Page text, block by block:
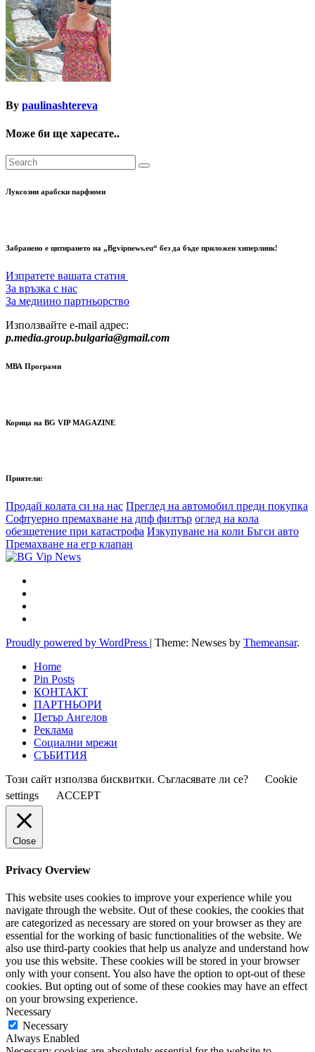
By paulinashtereva
Може би ще харесате..
Луксозни арабски парфюми
Забранено е цитирането на „Bgvipnews.eu“ без да бъде приложен хиперлинк!
Изпратете вашата статия
За връзка с нас
За медиино партньорство
Използвайте e-mail адрес:
p.media.group.bulgaria@gmail.com
МВА Програми
Корица на BG VIP MAGAZINE
Приятели:
Продай колата си на нас Преглед на автомобил преди покупка
Софтуерно премахване на дпф филтър оглед на кола
обезщетение при катастрофа Изкупуване на коли Бъгси авто
Премахване на егр клапан
Proudly powered by WordPress Theme: Newses by Themeansar.
Home
Pin Posts
КОНТАКТ
ПАРТНЬОРИ
Петър Ангелов
Реклама
Социални мрежи
СЪБИТИЯ
Този сайт използва бисквитки. Съгласявате ли се?
Cookie
settings
ACCEPT
Close
Privacy Overview
This website uses cookies to improve your experience while you
navigate through the website. Out of these cookies, the cookies that
are categorized as necessary are stored on your browser as they are
essential for the working of basic functionalities of the website. We
also use third-party cookies that help us analyze and understand how
you use this website. These cookies will be stored in your browser
only with your consent. You also have the option to opt-out of these
cookies. But opting out of some of these cookies may have an effect
on your browsing experience.
Necessary
Necessary
Always Enabled